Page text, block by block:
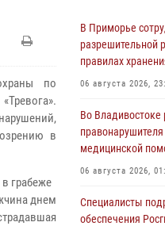
по
в
грабеже
днем
В Приморье
разрешительной
правилах
06 августа 2026,
Во
медицинской
06 августа 2026,
Специалисты
обеспечения